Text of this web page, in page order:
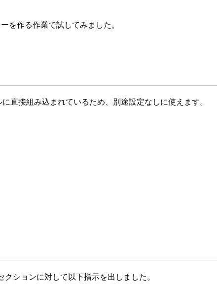
を作る作業で試してみました。
接組み込まれているため、別途設定なしに使えます。
ションに対して以下指示を出しました。